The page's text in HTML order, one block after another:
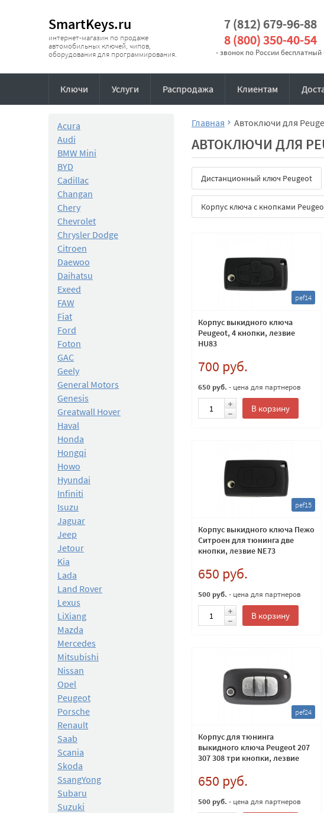
SmartKeys.ru
интернет-магазин по продаже
автомобильных ключей, чипов,
оборудования для программирования.
7 (812) 679-96-88
8 (800) 350-40-54
- звонок по России бесплатный
Ключи Услуги Распродажа Клиентам
Acura
Audi
BMW Mini
BYD
Cadillac
Changan
Chery
Chevrolet
Chrysler Dodge
Citroen
Daewoo
Daihatsu
Exeed
FAW
Fiat
Ford
Foton
GAC
Geely
General Motors
Genesis
Greatwall Hover
Haval
Honda
Hongqi
Howo
Hyundai
Infiniti
Isuzu
Jaguar
Jeep
Jetour
Kia
Lada
Land Rover
Lexus
LiXiang
Mazda
Mercedes
Mitsubishi
Nissan
Opel
Peugeot
Porsche
Renault
Saab
Scania
Skoda
SsangYong
Subaru
Suzuki
Главная Автоключи для
АВТОКЛЮЧИ ДЛЯ
Дистанционный ключ Peugeot
Корпус ключа с кнопками
pef14
Корпус выкидного ключа
Peugeot, 4 кнопки, лезвие
HU83
700 руб.
650 руб. - цена для партнеров
В корзину
pef15
Корпус выкидного ключа Пежо
Ситроен для тюнинга две
кнопки, лезвие NE73
650 руб.
500 руб. - цена для партнеров
В корзину
pef24
Корпус для тюнинга
выкидного ключа Peugeot 207
307 308 три кнопки, лезвие
VA2, с местом для батарейки
650 руб.
500 руб. - цена для партнеров